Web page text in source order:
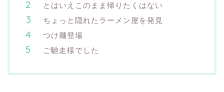
とはいえこのまま帰りたくはない
ちょっと隠れたラーメン屋を発見
つけ麺登場
ご馳走様でした